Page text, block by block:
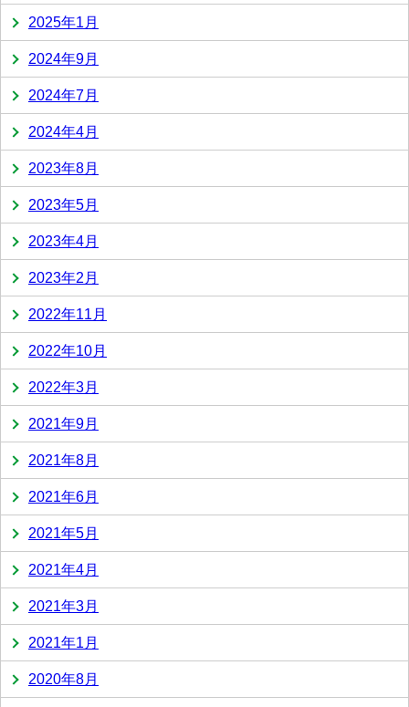
2025年1月
2024年9月
2024年7月
2024年4月
2023年8月
2023年5月
2023年4月
2023年2月
2022年11月
2022年10月
2022年3月
2021年9月
2021年8月
2021年6月
2021年5月
2021年4月
2021年3月
2021年1月
2020年8月